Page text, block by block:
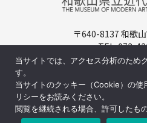
〒640-8137 和歌
TEL. 073-
開館時間：9:30-17:00
周辺マップ／交
当サイトでは、アクセス分析のため
す。
当サイトのクッキー（Cookie）の使
リシーをお読みください。
閲覧を継続される場合、許可したも